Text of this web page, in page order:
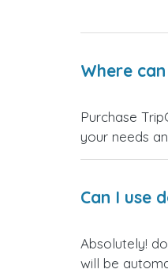
Where
Purchase
your needs
Can I use
Absolutely!
will be